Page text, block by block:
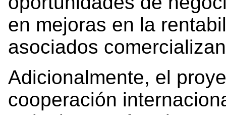
en mejoras en la
asociados
Adicionalmente, el
cooperación